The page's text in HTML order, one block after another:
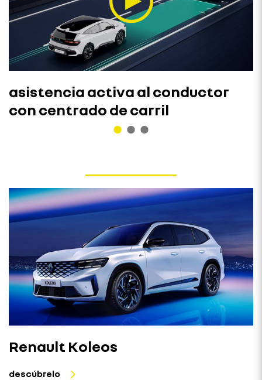
asistencia activa al conductor
con centrado de carril
Renault Koleos
descúbrelo